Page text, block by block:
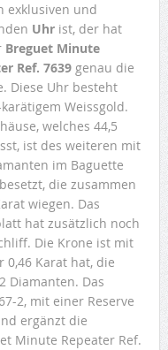
exklusiven und
Uhrist, der hat
Breguet Minute
Ref. 7639genau die
Diese Uhr besteht
Weissgold.
welches 44,5
ist des weiteren mit
im Baguette
die zusammen
wiegen. Das
hat zusätzlich noch
Die Krone ist mit
0,46 Karat hat, die
Diamanten. Das
2, mit einer Reserve
ergänzt die
Minute Repeater Ref.